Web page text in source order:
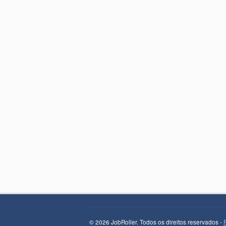
© 2026 JobRoller. Todos os direitos reservados -